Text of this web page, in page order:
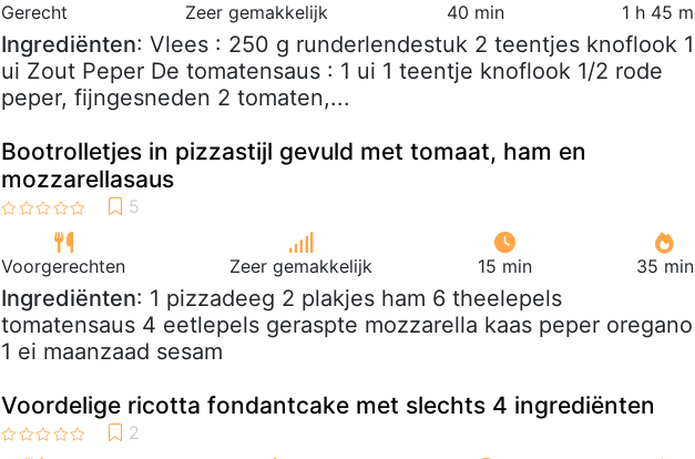
Gerecht Zeer gemakkelijk 40 min 1 h 45 m
Ingrediënten: Vlees : 250 g runderlendestuk 2 teentjes knoflook 1
ui Zout Peper De tomatensaus : 1 ui 1 teentje knoflook 1/2 rode
peper, fijngesneden 2 tomaten,...
Bootrolletjes in pizzastijl gevuld met tomaat, ham en
mozzarellasaus
Voorgerechten Zeer gemakkelijk 15 min 35 min
Ingrediënten: 1 pizzadeeg 2 plakjes ham 6 theelepels
tomatensaus 4 eetlepels geraspte mozzarella kaas peper oregano
1 ei maanzaad sesam
Voordelige ricotta fondantcake met slechts 4 ingrediënten